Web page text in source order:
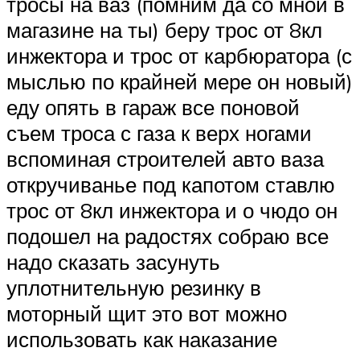
магазине на ты) беру трос от 8кл
инжектора и трос от карбюратора (с
мыслью по крайней мере он новый)
еду опять в гараж все поновой
съем троса с газа к верх ногами
вспоминая строителей авто ваза
откручиванье под капотом ставлю
трос от 8кл инжектора и о чюдо он
подошел на радостях собраю все
надо сказать засунуть
уплотнительную резинку в
моторный щит это вот можно
использовать как наказание